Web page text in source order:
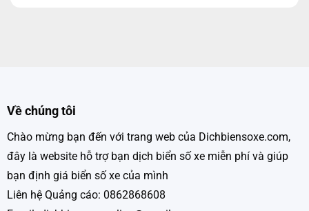
Về chúng tôi
Chào mừng bạn đến với trang web của Dichbiensoxe.com,
đây là website hỗ trợ bạn dịch biển số xe miễn phí và giúp
bạn định giá biển số xe của mình
Liên hệ Quảng cáo: 0862868608